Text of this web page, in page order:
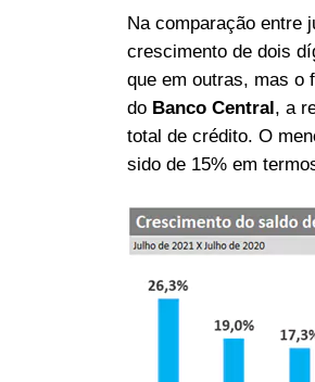
Na comparação entre
crescimento de dois
que em outras, mas o
do Banco Central, a
total de crédito. O
sido de 15% em